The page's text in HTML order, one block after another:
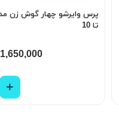
تا 10
1,650,000